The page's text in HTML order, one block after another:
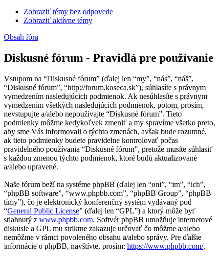
Zobraziť témy bez odpovede
Zobraziť aktívne témy
Obsah fóra
Diskusné fórum - Pravidlá pre používanie
Vstupom na “Diskusné fórum” (ďalej len “my”, “nás”, “náš”,
“Diskusné fórum”, “http://forum.koseca.sk”), súhlasíte s právnym
vymedzením nasledujúcich podmienok. Ak nesúhlasíte s právnym
vymedzením všetkých nasledujúcich podmienok, potom, prosím,
nevstupujte a/alebo nepoužívajte “Diskusné fórum”. Tieto
podmienky môžme kedykoľvek zmeniť a my spravíme všetko preto,
aby sme Vás informovali o týchto zmenách, avšak bude rozumné,
ak tieto podmienky budete pravidelne kontrolovať počas
pravidelného používania “Diskusné fórum”, pretože musíte súhlasiť
s každou zmenou týchto podmienok, ktoré budú aktualizované
a/alebo upravené.
Naše fórum beží na systéme phpBB (ďalej len “oni”, “im”, “ich”,
“phpBB software”, “www.phpbb.com”, “phpBB Group”, “phpBB
tímy”), čo je elektronický konferenčný systém vydávaný pod
“General Public License” (ďalej len “GPL”) a ktorý môže byť
stiahnutý z www.phpbb.com. Softvér phpBB umožňuje internetové
diskusie a GPL mu striktne zakazuje určovať čo môžme a/alebo
nemôžme v rámci povoleného obsahu a/alebo správy. Pre ďalšie
informácie o phpBB, navštívte, prosím: https://www.phpbb.com/.